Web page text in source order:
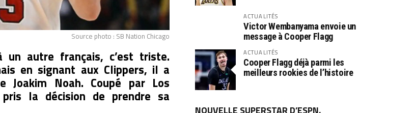
Source photo : SB Nation Chicago
autre français, c’est triste.
en signant aux Clippers, il a
Noah. Coupé par Los
la décision de prendre sa
ACTUALITÉS
Victor Wembanyama envoie un
message à Cooper Flagg
ACTUALITÉS
Cooper Flagg déjà parmi les
meilleurs rookies de l’histoire
NOUVELLE SUPERSTAR D’ESPN,